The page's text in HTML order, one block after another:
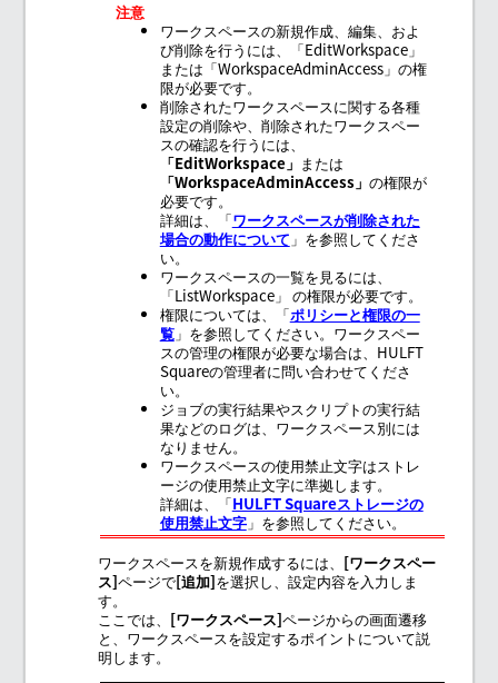
注意
ワークスペースの新規作成、編集、およ
び削除を行うには、「EditWorkspace」
または「WorkspaceAdminAccess」の権
限が必要です。
削除されたワークスペースに関する各種
設定の削除や、削除されたワークスペー
スの確認を行うには、
EditWorkspace
または
WorkspaceAdminAccess
の権限が
必要です。
詳細は、「ワークスペースが削除された
場合の動作について 」を参照してくださ
い。
ワークスペースの一覧を見るには、
「ListWorkspace」 の権限が必要です。
権限については、「ポリシーと権限の一
覧」を参照してください。ワークスペー
スの管理の権限が必要な場合は、HULFT
Squareの管理者に問い合わせてくださ
い。
ジョブの実行結果やスクリプトの実行結
果などのログは、ワークスペース別には
なりません。
ワークスペースの使用禁止文字はストレ
ージの使用禁止文字に準拠します。
詳細は、「HULFT Squareストレージの
使用禁止文字」を参照してください。
ワークスペースを新規作成するには、
ワークスペー
ス ページで 追加 を選択し、設定内容を入力しま
す。
ここでは、
ワークスペース ページからの画面遷移
と、ワークスペースを設定するポイントについて説
明します。